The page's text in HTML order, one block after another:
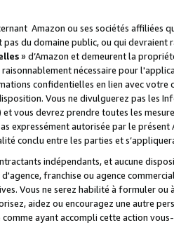
Amazon ou ses sociétés affiliées
pas du domaine public, ou qui
» d’Amazon et demeurent la
nécessaire pour
confidentielles en lien avec
Vous ne divulguerez pas les
vous devrez prendre toutes les
expressément autorisée par le
conclu entre les parties et
indépendants, et aucune
franchise ou agence
Vous ne serez habilité à formuler
aidez ou encouragez une autre
ayant accompli cette action